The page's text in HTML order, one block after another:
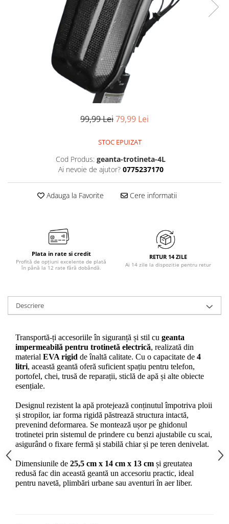
99,99 Lei79,99 Lei
STOC EPUIZAT
Cod Produs: geanta-trotineta-4L
Ai nevoie de ajutor? 0775237170
Adauga la Favorite Cere informatii
Plata in rate si credit
Profită de opțiuni excelente de plată
în până la 12 rate fără dobândă.
RETUR 14 ZILE
Ai 14 zile la dispozitie pentru retur
Descriere
Transportă-ți accesoriile în siguranță și stil cu geanta
impermeabilă pentru trotinetă electrică, realizată din
material EVA rigid de înaltă calitate. Cu o capacitate de 4
litri, această geantă oferă suficient spațiu pentru telefon,
portofel, chei, trusă de reparații, sticlă de apă și alte obiecte
esențiale.
Designul rezistent la apă protejează conținutul împotriva ploii
și stropilor, iar forma rigidă păstrează structura intactă,
prevenind deformarea. Se montează ușor pe ghidonul
trotinetei prin sistemul de prindere cu benzi ajustabile cu scai,
asigurând o fixare fermă și stabilă chiar și pe teren denivelat.
Dimensiunile de 25,5 cm x 14 cm x 13 cm și greutatea
redusă fac din această geantă un accesoriu practic, ideal
pentru navetă, plimbări urbane sau aventuri în aer liber.